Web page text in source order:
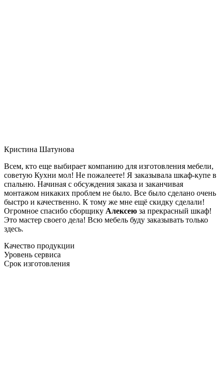
Кристина Шатунова
Всем, кто еще выбирает компанию для изготовления мебели,
советую Кухни мол! Не пожалеете! Я заказывала шкаф-купе в
спальню. Начиная с обсуждения заказа и заканчивая
монтажом никаких проблем не было. Все было сделано очень
быстро и качественно. К тому же мне ещё скидку сделали!
Огромное спасибо сборщику Алексею за прекрасный шкаф!
Это мастер своего дела! Всю мебель буду заказывать только
здесь.
Качество продукции
Уровень сервиса
Срок изготовления